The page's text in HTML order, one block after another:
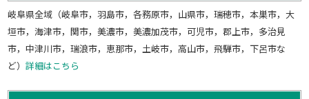
岐阜県全域（岐阜市，羽島市，各務原市，山県市，瑞穂市，本巣市，大
垣市，海津市，関市，美濃市，美濃加茂市，可児市，郡上市，多治見
市，中津川市，瑞浪市，恵那市，土岐市，高山市，飛騨市，下呂市な
ど）詳細はこちら